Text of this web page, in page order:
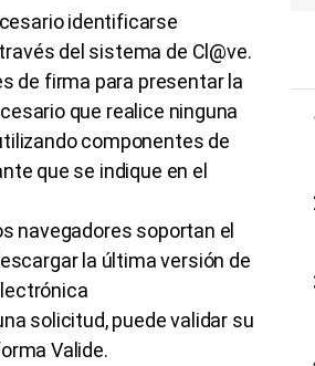
identificarse
del sistema de Cl@ve.
de firma para presentar la
que realice ninguna
componentes de
que se indique en el
navegadores soportan el
la última versión de
solicitud, puede validar su
Valide.